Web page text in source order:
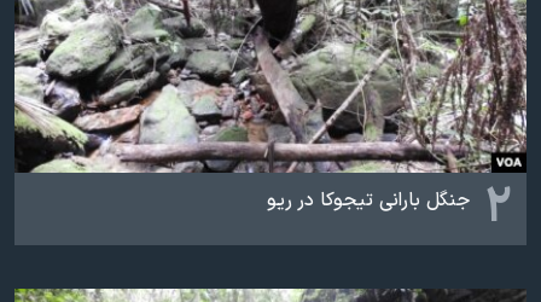
سفر پرزیدنت ترامپ به چین
۲ جنگل بارانی تیجوکا در ریو